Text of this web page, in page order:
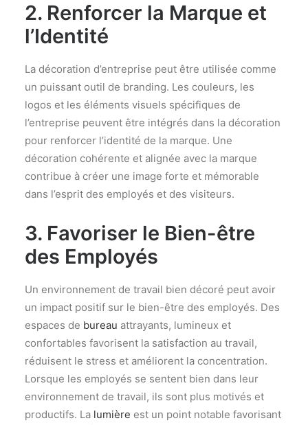
2. Renforcer la Marque et
l’Identité
La décoration d’entreprise peut être utilisée comme
un puissant outil de branding. Les couleurs, les
logos et les éléments visuels spécifiques de
l’entreprise peuvent être intégrés dans la décoration
pour renforcer l’identité de la marque. Une
décoration cohérente et alignée avec la marque
contribue à créer une image forte et mémorable
dans l’esprit des employés et des visiteurs.
3. Favoriser le Bien-être
des Employés
Un environnement de travail bien décoré peut avoir
un impact positif sur le bien-être des employés. Des
espaces de bureau attrayants, lumineux et
confortables favorisent la satisfaction au travail,
réduisent le stress et améliorent la concentration.
Lorsque les employés se sentent bien dans leur
environnement de travail, ils sont plus motivés et
productifs. La lumière est un point notable favorisant